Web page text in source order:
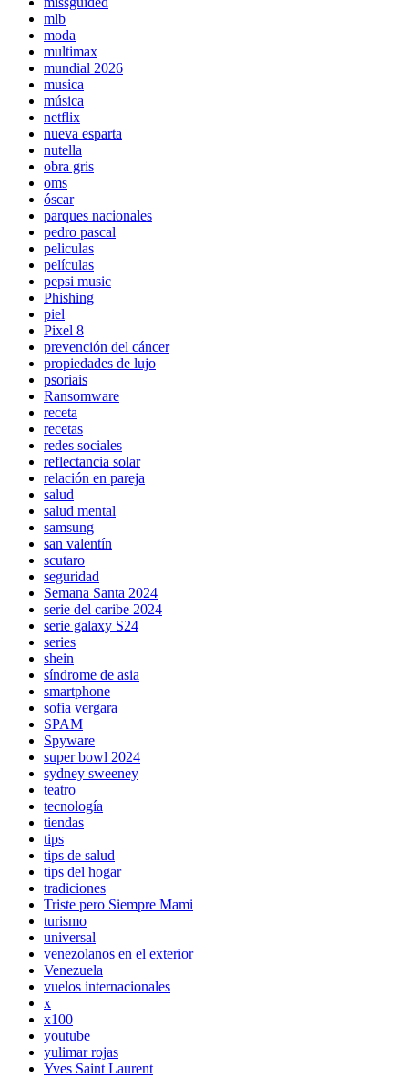
mlb
moda
multimax
mundial 2026
musica
música
netflix
nueva esparta
nutella
obra gris
oms
óscar
parques nacionales
pedro pascal
peliculas
películas
pepsi music
Phishing
piel
Pixel 8
prevención del cáncer
propiedades de lujo
psoriais
Ransomware
receta
recetas
redes sociales
reflectancia solar
relación en pareja
salud
salud mental
samsung
san valentín
scutaro
seguridad
Semana Santa 2024
serie del caribe 2024
serie galaxy S24
series
shein
síndrome de asia
smartphone
sofia vergara
SPAM
Spyware
super bowl 2024
sydney sweeney
teatro
tecnología
tiendas
tips
tips de salud
tips del hogar
tradiciones
Triste pero Siempre Mami
turismo
universal
venezolanos en el exterior
Venezuela
vuelos internacionales
x
x100
youtube
yulimar rojas
Yves Saint Laurent